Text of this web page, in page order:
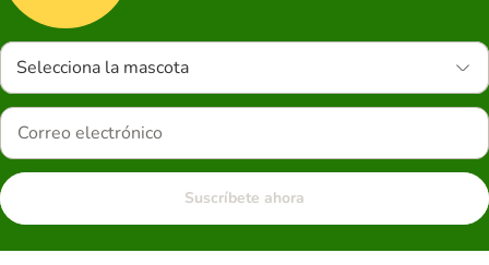
Selecciona la mascota
Suscríbete ahora